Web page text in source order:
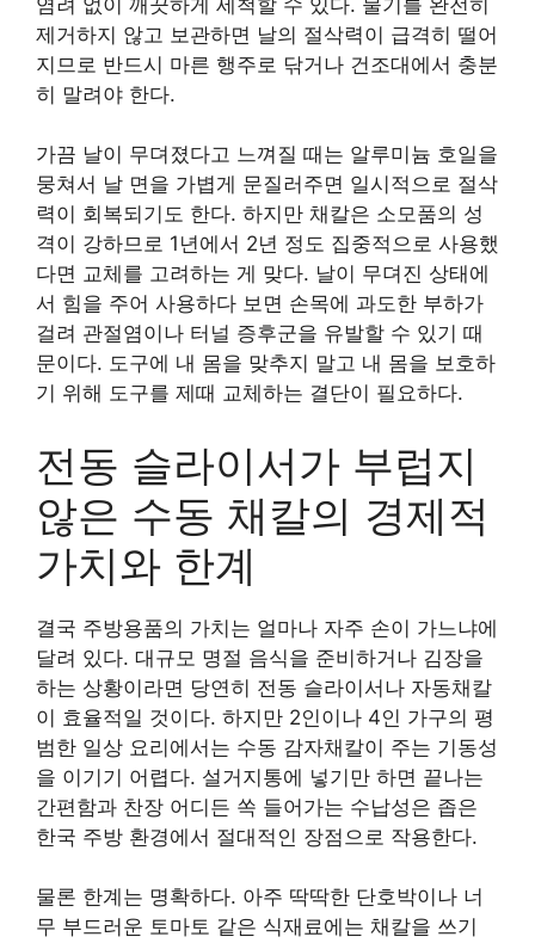
제거하지 않고 보관하면 날의 절삭력이 급격히 떨어
지므로 반드시 마른 행주로 닦거나 건조대에서 충분
히 말려야 한다.
가끔 날이 무뎌졌다고 느껴질 때는 알루미늄 호일을
뭉쳐서 날 면을 가볍게 문질러주면 일시적으로 절삭
력이 회복되기도 한다. 하지만 채칼은 소모품의 성
격이 강하므로 1년에서 2년 정도 집중적으로 사용했
다면 교체를 고려하는 게 맞다. 날이 무뎌진 상태에
서 힘을 주어 사용하다 보면 손목에 과도한 부하가
걸려 관절염이나 터널 증후군을 유발할 수 있기 때
문이다. 도구에 내 몸을 맞추지 말고 내 몸을 보호하
기 위해 도구를 제때 교체하는 결단이 필요하다.
전동 슬라이서가 부럽지
않은 수동 채칼의 경제적
가치와 한계
결국 주방용품의 가치는 얼마나 자주 손이 가느냐에
달려 있다. 대규모 명절 음식을 준비하거나 김장을
하는 상황이라면 당연히 전동 슬라이서나 자동채칼
이 효율적일 것이다. 하지만 2인이나 4인 가구의 평
범한 일상 요리에서는 수동 감자채칼이 주는 기동성
을 이기기 어렵다. 설거지통에 넣기만 하면 끝나는
간편함과 찬장 어디든 쏙 들어가는 수납성은 좁은
한국 주방 환경에서 절대적인 장점으로 작용한다.
물론 한계는 명확하다. 아주 딱딱한 단호박이나 너
무 부드러운 토마토 같은 식재료에는 채칼을 쓰기